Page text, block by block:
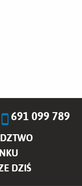
691 099 789
DZIŚ